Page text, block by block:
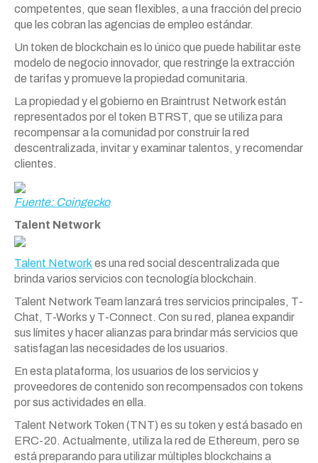
competentes, que sean flexibles, a una fracción del precio
que les cobran las agencias de empleo estándar.
Un token de blockchain es lo único que puede habilitar este
modelo de negocio innovador, que restringe la extracción
de tarifas y promueve la propiedad comunitaria.
La propiedad y el gobierno en Braintrust Network están
representados por el token BTRST, que se utiliza para
recompensar a la comunidad por construir la red
descentralizada, invitar y examinar talentos, y recomendar
clientes.
Fuente: Coingecko
Talent Network
Talent Network es una red social descentralizada que
brinda varios servicios con tecnología blockchain.
Talent Network Team lanzará tres servicios principales, T-
Chat, T-Works y T-Connect. Con su red, planea expandir
sus límites y hacer alianzas para brindar más servicios que
satisfagan las necesidades de los usuarios.
En esta plataforma, los usuarios de los servicios y
proveedores de contenido son recompensados ​​con tokens
por sus actividades en ella.
Talent Network Token (TNT) es su token y está basado en
ERC-20. Actualmente, utiliza la red de Ethereum, pero se
está preparando para utilizar múltiples blockchains a